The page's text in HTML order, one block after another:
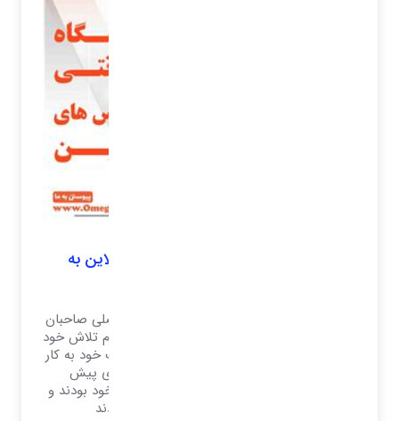
فروشگاه اینترنتی و سرویس های آنلاین به
فروش اینترنتی امروزه به یکی از دغدغه‌های اصلی صاحبان
مشاغل تبدیل‌شده است. همه کسب‌وکارها تمام تلاش خود
را در راستای فروش بیشتر محصولات و خدمات خود به کار
می‌گیرند. صاحبان مشاغل مختلف تا چندی پیش
گوش‌به‌زنگ اخبار و اطلاعات حوزه کسب‌وکار خود بودند و
کاملاً رقبای خود و بازار را رصد می‌کردند